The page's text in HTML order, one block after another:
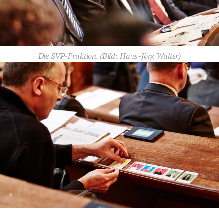
Die SVP-Fraktion. (Bild: Hans-Jörg Walter)